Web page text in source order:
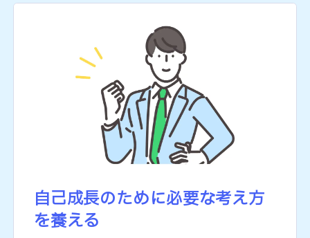
自己成長のために必要な考え方
を養える